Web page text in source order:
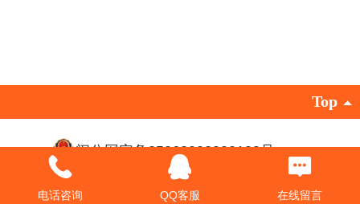
Top
闽公网安备35063002000109号
闽ICP备17023142号-1
©2016 广东德塑科技集团有限公司 版权所有
电话咨询 QQ客服 在线留言